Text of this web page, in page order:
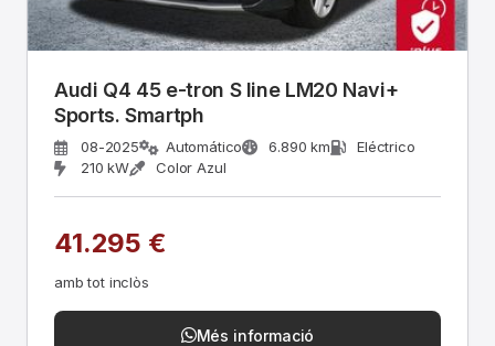
Audi Q4 45 e-tron S line LM20 Navi+
Sports. Smartph
08-2025 Automático 6.890 km
Eléctrico
210 kW
Color Azul
41.295 €
amb tot inclòs
Més informació